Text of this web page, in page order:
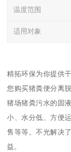
温度范围
适用对象
精拓环保为你提供
您购买猪粪便分离
猪场猪粪污水的固
小、水分低、方便
售等等。不光解决
益。